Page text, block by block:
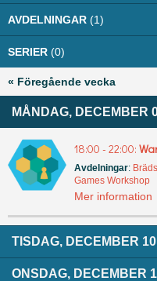
AVDELNINGAR (1)
SERIER (0)
« Föregående vecka
MÅNDAG, DECEMBER
18:00 - 22:00:
Avdelningar:
Games Workshop
Mer information
TISDAG, DECEMBER
ONSDAG, DECEMBER